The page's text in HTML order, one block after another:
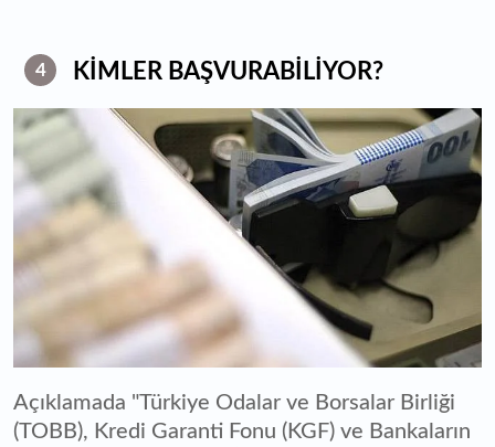
4 KİMLER BAŞVURABİLİYOR?
Açıklamada "Türkiye Odalar ve Borsalar Birliği
(TOBB), Kredi Garanti Fonu (KGF) ve Bankaların